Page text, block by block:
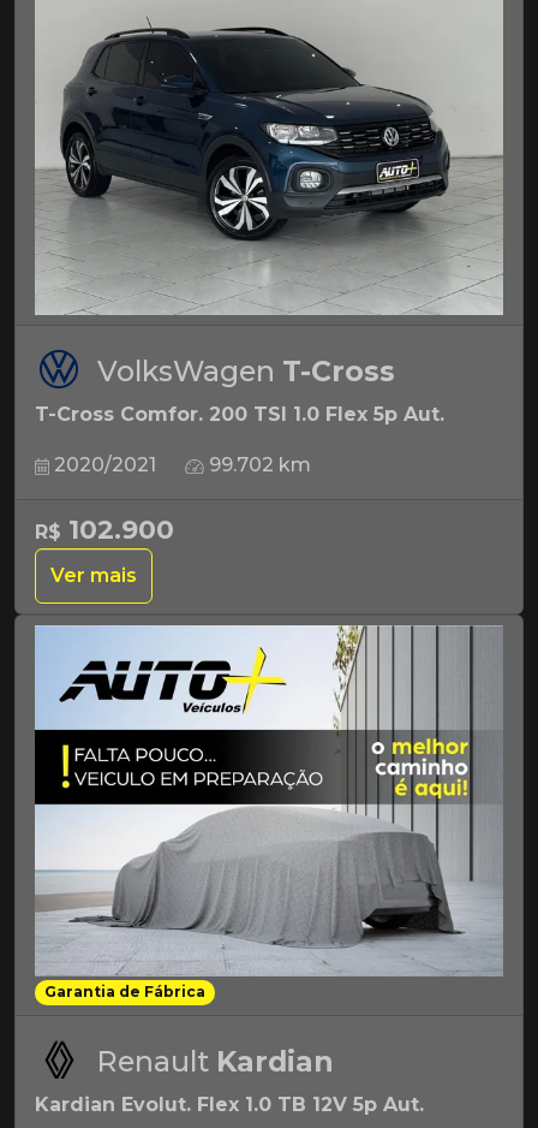
VolksWagen T-Cross
T-Cross Comfor. 200 TSI 1.0 Flex 5p Aut.
2020/2021 99.702 km
R$ 102.900
Ver mais
Garantia de Fábrica
Renault Kardian
Kardian Evolut. Flex 1.0 TB 12V 5p Aut.